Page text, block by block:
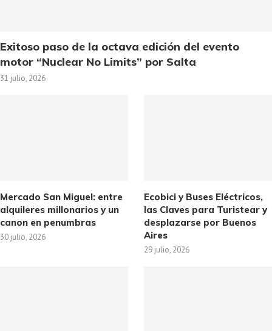
Exitoso paso de la octava edición del evento
motor “Nuclear No Limits” por Salta
31 julio, 2026
Mercado San Miguel: entre
alquileres millonarios y un
canon en penumbras
30 julio, 2026
Ecobici y Buses Eléctricos,
las Claves para Turistear y
desplazarse por Buenos
Aires
29 julio, 2026